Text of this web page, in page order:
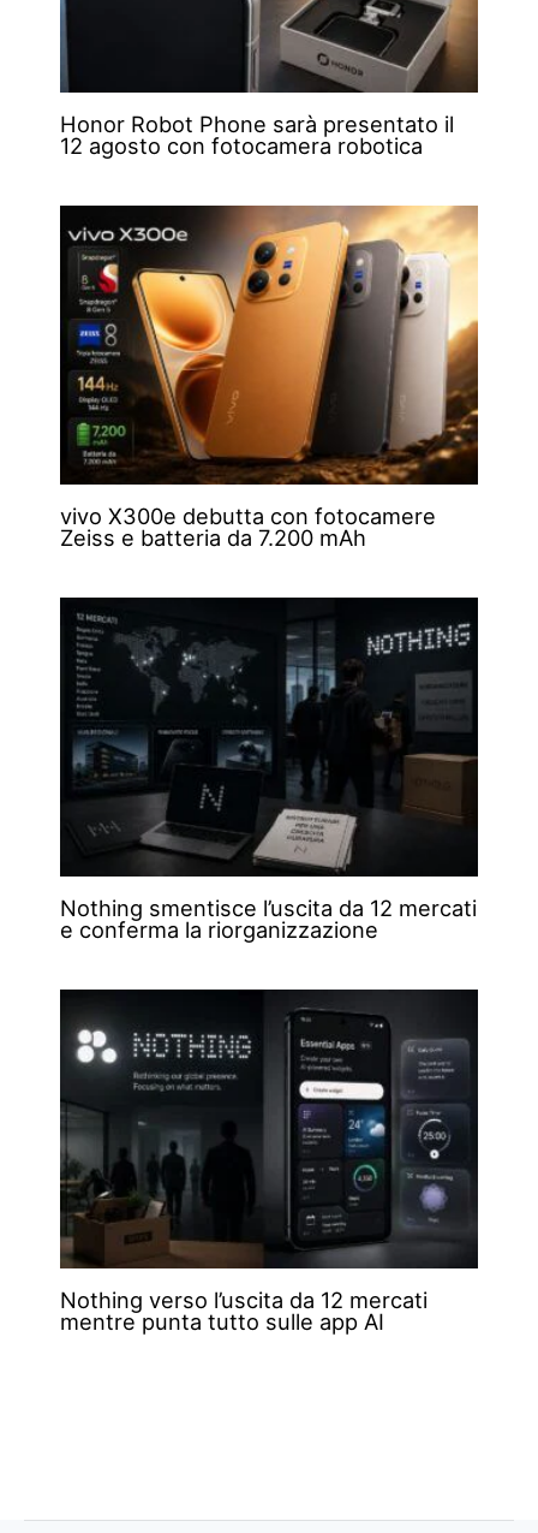
Honor Robot Phone sarà presentato il
12 agosto con fotocamera robotica
vivo X300e debutta con fotocamere
Zeiss e batteria da 7.200 mAh
Nothing smentisce l’uscita da 12 mercati
e conferma la riorganizzazione
Nothing verso l’uscita da 12 mercati
mentre punta tutto sulle app AI